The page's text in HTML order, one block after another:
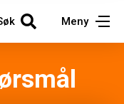
Meny